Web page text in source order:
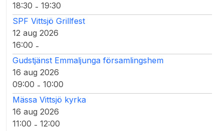
18:30 - 19:30
SPF Vittsjö Grillfest
12 aug 2026
16:00 -
Gudstjänst Emmaljunga församlingshem
16 aug 2026
09:00 - 10:00
Mässa Vittsjö kyrka
16 aug 2026
11:00 - 12:00